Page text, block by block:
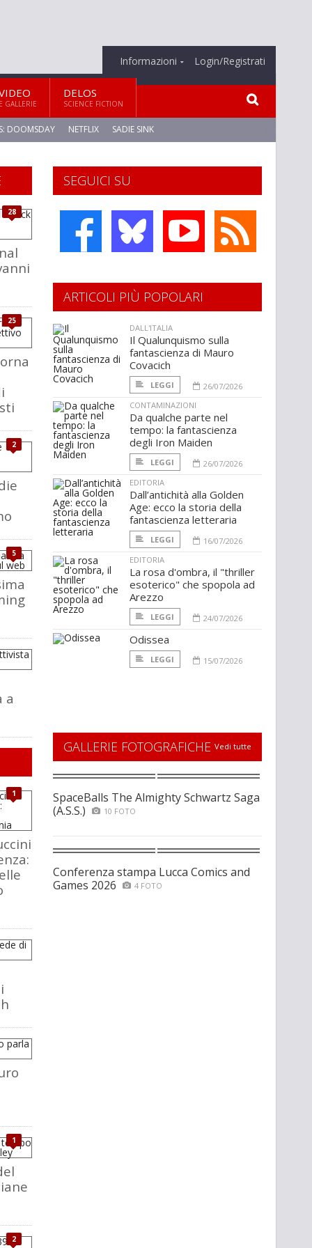
Informazioni Login/Registrati
E GALLERIE
DELOS
SCIENCE FICTION
DOOMSDAY NETFLIX SADIE SINK
SEGUICI SU
28
25
2
5
a
1
1
2
ARTICOLI PIÙ POPOLARI
DALL'ITALIA
Il Qualunquismo sulla
fantascienza di Mauro
Covacich
LEGGI
26/07/2026
CONTAMINAZIONI
Da qualche parte nel
tempo: la fantascienza
degli Iron Maiden
LEGGI
26/07/2026
EDITORIA
Dall’antichità alla Golden
Age: ecco la storia della
fantascienza letteraria
LEGGI
16/07/2026
EDITORIA
La rosa d'ombra, il "thriller
esoterico" che spopola ad
Arezzo
LEGGI 24/07/2026
Odissea
LEGGI 15/07/2026
GALLERIE FOTOGRAFICHE Vedi tutte
SpaceBalls The Almighty Schwartz Saga
(A.S.S.)
10 FOTO
Conferenza stampa Lucca Comics and
Games 2026
4 FOTO